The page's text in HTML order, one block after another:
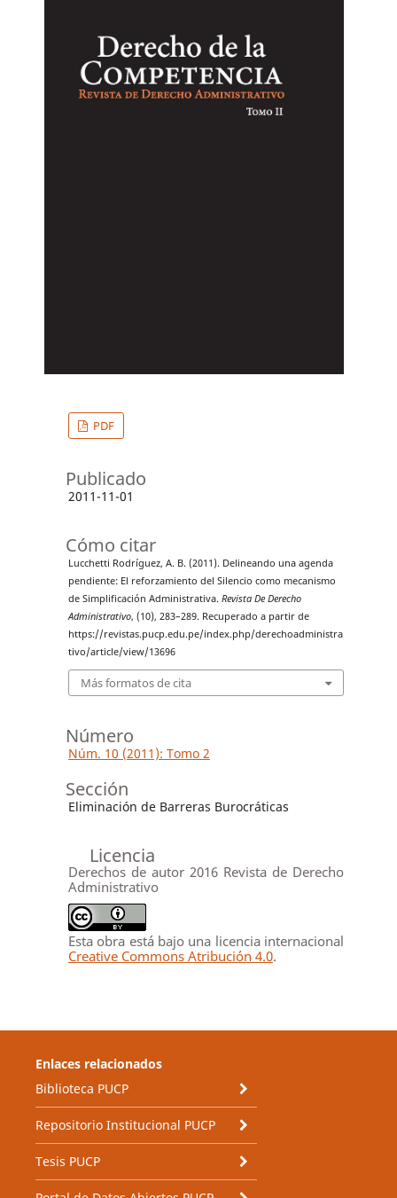
PDF
Publicado
2011-11-01
Cómo citar
Lucchetti Rodríguez, A. B. (2011). Delineando una agenda
pendiente: El reforzamiento del Silencio como mecanismo
de Simplificación Administrativa. Revista De Derecho
Administrativo, (10), 283–289. Recuperado a partir de
https://revistas.pucp.edu.pe/index.php/derechoadministra
tivo/article/view/13696
Más formatos de cita
Número
Núm. 10 (2011): Tomo 2
Sección
Eliminación de Barreras Burocráticas
Licencia
Derechos de autor 2016 Revista de Derecho
Administrativo
Esta obra está bajo una licencia internacional
Creative Commons Atribución 4.0.
Enlaces relacionados
Biblioteca PUCP
Repositorio Institucional PUCP
Tesis PUCP